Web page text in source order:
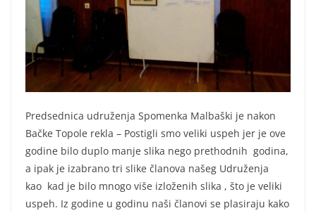
Predsednica udruženja Spomenka Malbaški je nakon
Bačke Topole rekla – Postigli smo veliki uspeh jer je ove
godine bilo duplo manje slika nego prethodnih godina,
a ipak je izabrano tri slike članova našeg Udruženja
kao kad je bilo mnogo više izloženih slika , što je veliki
uspeh. Iz godine u godinu naši članovi se plasiraju kako